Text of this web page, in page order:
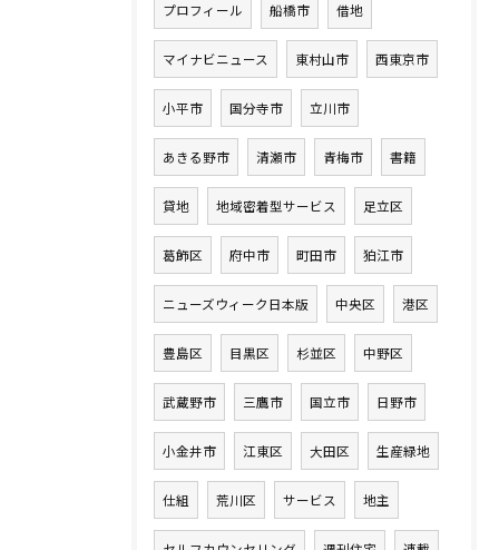
プロフィール 船橋市 借地
マイナビニュース 東村山市 西東京市
小平市 国分寺市 立川市
あきる野市 清瀬市 青梅市 書籍
貸地 地域密着型サービス 足立区
葛飾区 府中市 町田市 狛江市
ニューズウィーク日本版 中央区 港区
豊島区 目黒区 杉並区 中野区
武蔵野市 三鷹市 国立市 日野市
小金井市 江東区 大田区 生産緑地
仕組 荒川区 サービス 地主